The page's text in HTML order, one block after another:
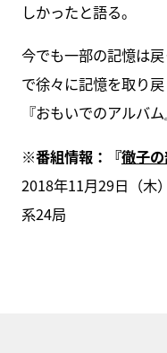
しかったと語る。
今でも一部の記憶は
で徐々に記憶を取り
『おもいでのアルバ
※番組情報：『徹子
2018年11月29日（木
系24局